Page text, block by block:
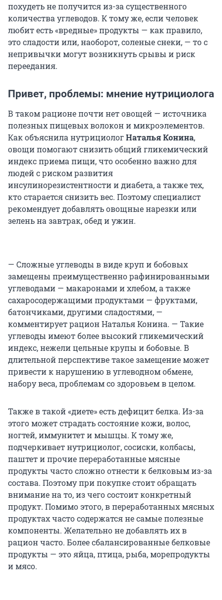
похудеть не получится из-за существенного
количества углеводов. К тому же, если человек
любит есть «вредные» продукты — как правило,
это сладости или, наоборот, соленые снеки, — то с
непривычки могут возникнуть срывы и риск
переедания.
Привет, проблемы: мнение нутрициолога
В таком рационе почти нет овощей — источника
полезных пищевых волокон и микроэлементов.
Как объяснила нутрициологНаталья Конина,
овощи помогают снизить общий гликемический
индекс приема пищи, что особенно важно для
людей с риском развития
инсулинорезистентности и диабета, а также тех,
кто старается снизить вес. Поэтому специалист
рекомендует добавлять овощные нарезки или
зелень на завтрак, обед и ужин.
— Сложные углеводы в виде круп и бобовых
замещены преимущественно рафинированными
углеводами — макаронами и хлебом, а также
сахаросодержащими продуктами — фруктами,
батончиками, другими сладостями, —
комментирует рацион Наталья Конина. — Такие
углеводы имеют более высокий гликемический
индекс, нежели цельные крупы и бобовые. В
длительной перспективе такое замещение может
привести к нарушению в углеводном обмене,
набору веса, проблемам со здоровьем в целом.
Также в такой «диете» есть дефицит белка. Из-за
этого может страдать состояние кожи, волос,
ногтей, иммунитет и мышцы. К тому же,
подчеркивает нутрициолог, сосиски, колбасы,
паштет и прочие переработанные мясные
продукты часто сложно отнести к белковым из-за
состава. Поэтому при покупке стоит обращать
внимание на то, из чего состоит конкретный
продукт. Помимо этого, в переработанных мясных
продуктах часто содержатся не самые полезные
компоненты. Желательно не добавлять их в
рацион часто. Более сбалансированные белковые
продукты — это яйца, птица, рыба, морепродукты
и мясо.